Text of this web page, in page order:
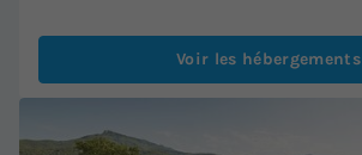
Voir les hébergements